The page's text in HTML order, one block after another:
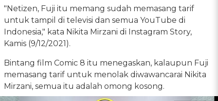
"Netizen, Fuji itu memang sudah memasang tarif
untuk tampil di televisi dan semua YouTube di
Indonesia," kata Nikita Mirzani di Instagram Story,
Kamis (9/12/2021).
Bintang film Comic 8 itu menegaskan, kalaupun Fuji
memasang tarif untuk menolak diwawancarai Nikita
Mirzani, semua itu adalah omong kosong.